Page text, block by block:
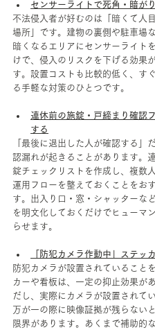
センサーライトで死角・暗が
不法侵入者が好むのは「暗くて人
場所」です。建物の裏側や駐車場
暗くなるエリアにセンサーライト
けで、侵入のリスクを下げる効果
す。設置コストも比較的低く、す
る手軽な対策のひとつです。
連休前の施錠・戸締まり確認
する
「最後に退出した人が確認する」
認漏れが起きることがあります。
錠チェックリストを作成し、複数
運用フローを整えておくことをお
す。出入り口・窓・シャッターな
を明文化しておくだけでヒューマ
らせます。
「防犯カメラ作動中」ステッ
防犯カメラが設置されていること
カーや看板は、一定の抑止効果が
だし、実際にカメラが設置されて
万が一の際に映像証拠が残らない
限界があります。あくまで補助的